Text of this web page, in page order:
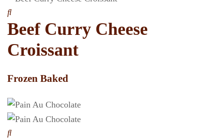
Beef Curry Cheese
Croissant
Frozen Baked